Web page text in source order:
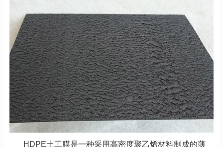
HDPE土工膜是一种采用高密度聚乙烯材料制成的薄